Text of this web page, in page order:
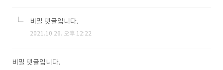
비밀 댓글입니다.
2021.10.26. 오후 12:22
비밀 댓글입니다.